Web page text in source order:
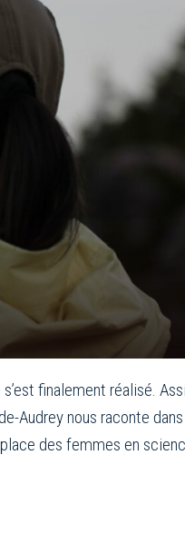
finalement réalisé.
Audrey nous raconte
des femmes en